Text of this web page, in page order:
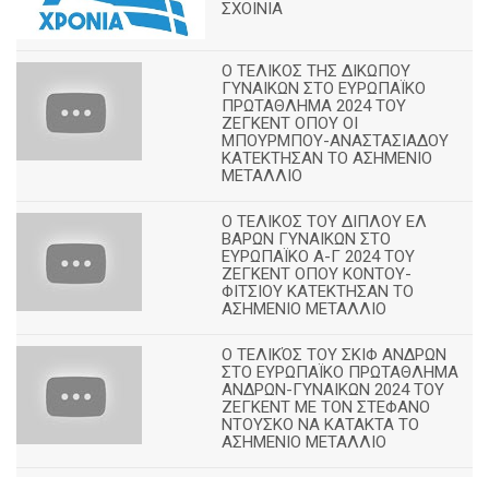
ΣΧΟΙΝΙΑ
Ο ΤΕΛΙΚΟΣ ΤΗΣ ΔΙΚΩΠΟΥ
ΓΥΝΑΙΚΩΝ ΣΤΟ ΕΥΡΩΠΑΪΚΟ
ΠΡΩΤΑΘΛΗΜΑ 2024 ΤΟΥ
ΖΕΓΚΕΝΤ ΟΠΟΥ ΟΙ
ΜΠΟΥΡΜΠΟΥ-ΑΝΑΣΤΑΣΙΑΔΟΥ
ΚΑΤΕΚΤΗΣΑΝ ΤΟ ΑΣΗΜΕΝΙΟ
ΜΕΤΑΛΛΙΟ
Ο ΤΕΛΙΚΟΣ ΤΟΥ ΔΙΠΛΟΥ ΕΛ
ΒΑΡΩΝ ΓΥΝΑΙΚΩΝ ΣΤΟ
ΕΥΡΩΠΑΪΚΟ Α-Γ 2024 ΤΟΥ
ΖΕΓΚΕΝΤ ΟΠΟΥ ΚΟΝΤΟΥ-
ΦΙΤΣΙΟΥ ΚΑΤΕΚΤΗΣΑΝ ΤΟ
ΑΣΗΜΕΝΙΟ ΜΕΤΑΛΛΙΟ
Ο ΤΕΛΙΚΌΣ ΤΟΥ ΣΚΙΦ ΑΝΔΡΩΝ
ΣΤΟ ΕΥΡΩΠΑΪΚΟ ΠΡΩΤΑΘΛΗΜΑ
ΑΝΔΡΩΝ-ΓΥΝΑΙΚΩΝ 2024 ΤΟΥ
ΖΕΓΚΕΝΤ ΜΕ ΤΟΝ ΣΤΕΦΑΝΟ
ΝΤΟΥΣΚΟ ΝΑ ΚΑΤΑΚΤΑ ΤΟ
ΑΣΗΜΕΝΙΟ ΜΕΤΑΛΛΙΟ